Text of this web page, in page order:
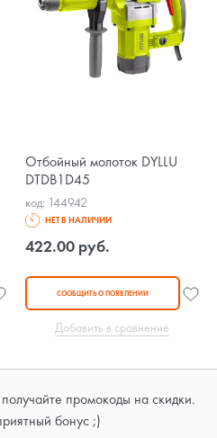
Отбойный молоток DYLLU
DTDB1D45
код: 144942
НЕТ В НАЛИЧИИ
422.00 руб.
СООБЩИТЬ О ПОЯВЛЕНИИ
Добавить в сравнение
промокоды на скидки.
бонус ;)